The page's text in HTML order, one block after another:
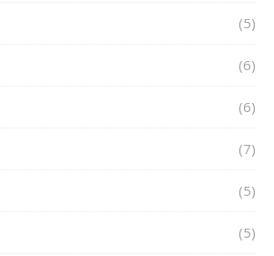
(5)
(6)
(6)
(7)
(5)
(5)